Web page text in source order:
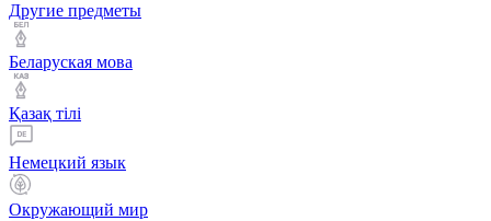
Другие предметы
Беларуская мова
Қазақ тiлi
Немецкий язык
Окружающий мир